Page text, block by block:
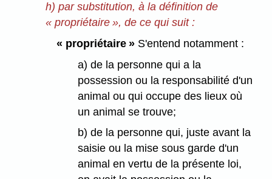
h) par substitution, à la définition de
« propriétaire », de ce qui suit :
« propriétaire »S'entend notamment :
a) de la personne qui a la
possession ou la responsabilité d'un
animal ou qui occupe des lieux où
un animal se trouve;
b) de la personne qui, juste avant la
saisie ou la mise sous garde d'un
animal en vertu de la présente loi,